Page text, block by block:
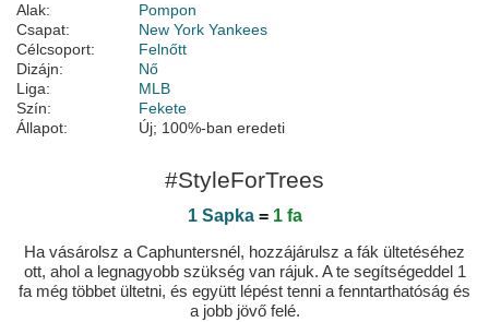
Alak:
Pompon
Csapat:
New York Yankees
Célcsoport:
Felnőtt
Dizájn:
Nő
Liga:
MLB
Szín:
Fekete
Állapot:
Új; 100%-ban eredeti
#StyleForTrees
1 Sapka= 1 fa
Ha vásárolsz a Caphuntersnél, hozzájárulsz a fák ültetéséhez
ott, ahol a legnagyobb szükség van rájuk. A te segítségeddel 1
fa még többet ültetni, és együtt lépést tenni a fenntarthatóság és
a jobb jövő felé.